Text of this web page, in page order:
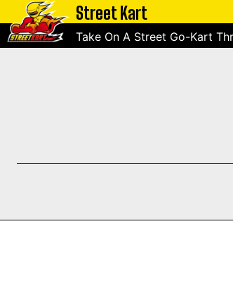
Street Kart
Take On A Street Go-Kart